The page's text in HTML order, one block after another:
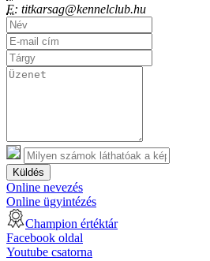
E: titkarsag@kennelclub.hu
Küldés
Online nevezés
Online ügyintézés
Champion értéktár
Facebook oldal
Youtube csatorna